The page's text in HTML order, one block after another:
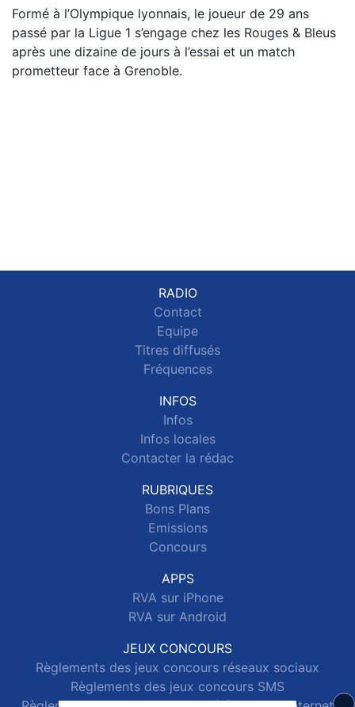
Formé à l’Olympique lyonnais, le joueur de 29 ans
passé par la Ligue 1 s’engage chez les Rouges & Bleus
après une dizaine de jours à l’essai et un match
prometteur face à Grenoble.
RADIO
Contact
Equipe
Titres diffusés
Fréquences
INFOS
Infos
Infos locales
Contacter la rédac
RUBRIQUES
Bons Plans
Emissions
Concours
APPS
RVA sur iPhone
RVA sur Android
JEUX CONCOURS
Règlements des jeux concours réseaux sociaux
Règlements des jeux concours SMS